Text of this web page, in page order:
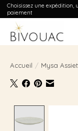
Choisissez une
paiement
Accueil / Mysa